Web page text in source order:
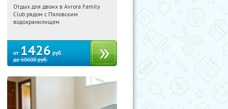
20:06:17 Купили:
Московская обл., Мытищинский р-н,
Отдых для двоих в Avrora Family
Club рядом с Пяловским
водохранилищем
от 1426 руб.
до60600руб.